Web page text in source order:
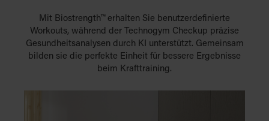
Mit Biostrength™ erhalten Sie benutzerdefinierte
Workouts, während der Technogym Checkup präzise
Gesundheitsanalysen durch KI unterstützt. Gemeinsam
bilden sie die perfekte Einheit für bessere Ergebnisse
beim Krafttraining.